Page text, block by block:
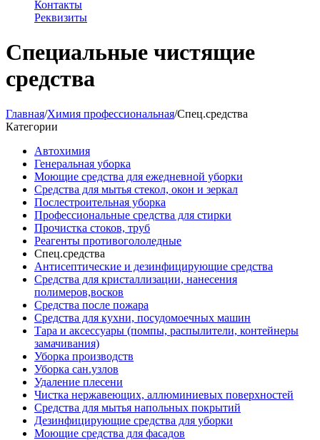
Контакты
Реквизиты
Специальные чистящие
средства
Главная/Химия профессиональная/Спец.средства
Категории
Автохимия
Генеральная уборка
Моющие средства для ежедневной уборки
Средства для мытья стекол, окон и зеркал
Послестроительная уборка
Профессиональные средства для стирки
Прочистка стоков, труб
Реагенты противогололедные
Спец.средства
Антисептические и дезинфицирующие средства
Средства для кристаллизации, нанесения
полимеров,восков
Средства после пожара
Средства для кухни, посудомоечных машин
Тара и аксессуары (помпы, распылители, контейнеры
замачивания)
Уборка производств
Уборка сан.узлов
Удаление плесени
Чистка нержавеющих, аллюминиевых поверхностей
Средства для мытья напольных покрытий
Дезинфицирующие средства для уборки
Моющие средства для фасадов